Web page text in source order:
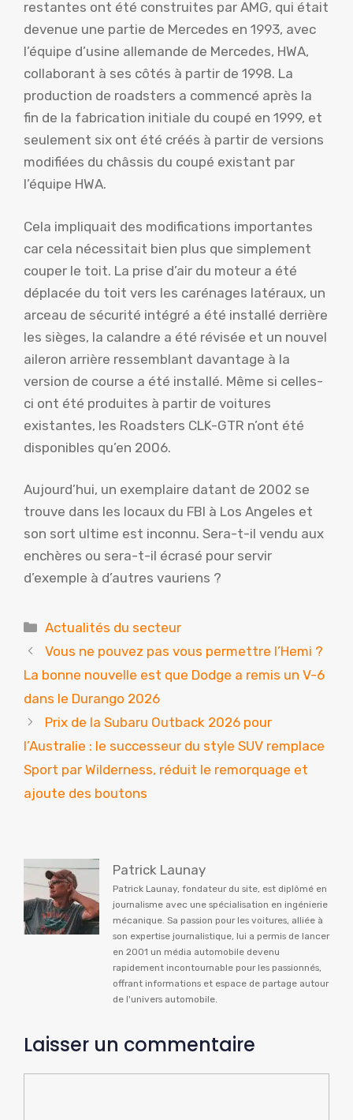
restantes ont été construites par AMG, qui était
devenue une partie de Mercedes en 1993, avec
l’équipe d’usine allemande de Mercedes, HWA,
collaborant à ses côtés à partir de 1998. La
production de roadsters a commencé après la
fin de la fabrication initiale du coupé en 1999, et
seulement six ont été créés à partir de versions
modifiées du châssis du coupé existant par
l’équipe HWA.
Cela impliquait des modifications importantes
car cela nécessitait bien plus que simplement
couper le toit. La prise d’air du moteur a été
déplacée du toit vers les carénages latéraux, un
arceau de sécurité intégré a été installé derrière
les sièges, la calandre a été révisée et un nouvel
aileron arrière ressemblant davantage à la
version de course a été installé. Même si celles-
ci ont été produites à partir de voitures
existantes, les Roadsters CLK-GTR n’ont été
disponibles qu’en 2006.
Aujourd’hui, un exemplaire datant de 2002 se
trouve dans les locaux du FBI à Los Angeles et
son sort ultime est inconnu. Sera-t-il vendu aux
enchères ou sera-t-il écrasé pour servir
d’exemple à d’autres vauriens ?
Catégories
Actualités du secteur
Vous ne pouvez pas vous permettre l’Hemi ?
La bonne nouvelle est que Dodge a remis un V-6
dans le Durango 2026
Prix ​​​​de la Subaru Outback 2026 pour
l’Australie : le successeur du style SUV remplace
Sport par Wilderness, réduit le remorquage et
ajoute des boutons
Patrick Launay
Patrick Launay, fondateur du site, est diplômé en
journalisme avec une spécialisation en ingénierie
mécanique. Sa passion pour les voitures, alliée à
son expertise journalistique, lui a permis de lancer
en 2001 un média automobile devenu
rapidement incontournable pour les passionnés,
offrant informations et espace de partage autour
de l'univers automobile.
Laisser un commentaire